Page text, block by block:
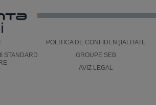
POLITICA DE CONFIDENŢIALITATE
STANDARD
GROUPE SEB
AVIZ LEGAL